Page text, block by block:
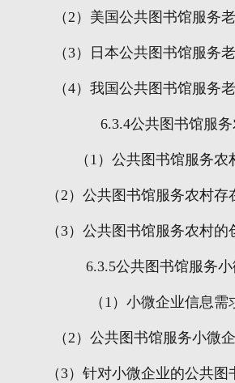
（2 ）美国公共图书馆服务
（3）日本公共图书馆服务
（4）我国公共图书馆服务
6.3.4公共图书馆服
（ 1 ）公共图书馆服务农
（2 ）公共图书馆服务农村存
（3）公共图书馆服务农村的
6.3.5公共图书馆服务
（ 1 ）小微企业信息需
（2 ）公共图书馆服务小微
（3）针对小微企业的公共图